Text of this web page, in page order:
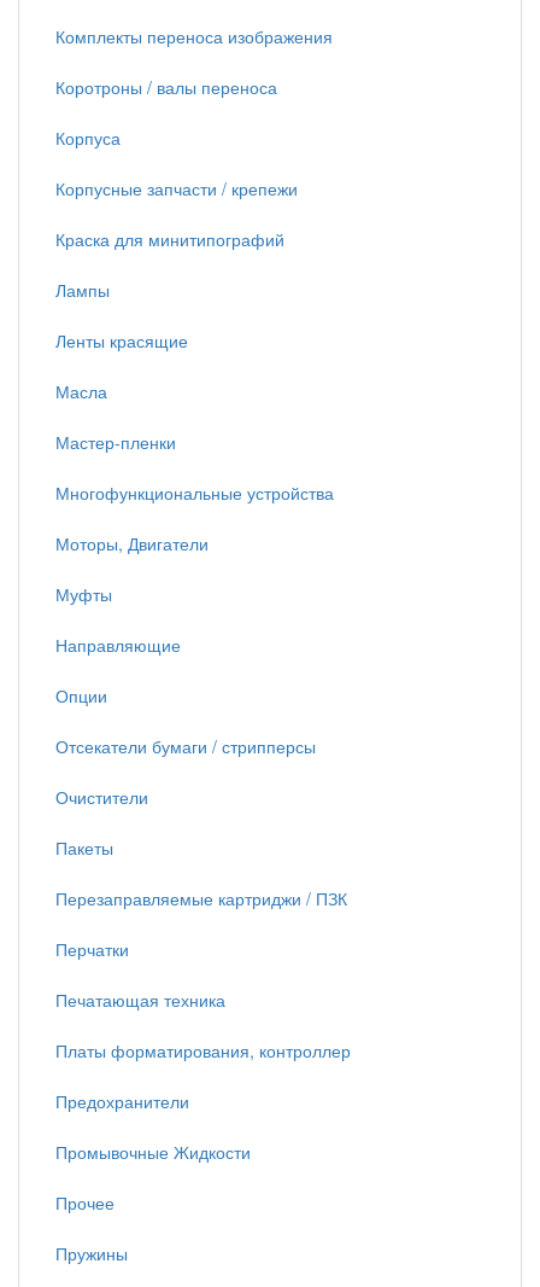
Комплекты переноса изображения
Коротроны / валы переноса
Корпуса
Корпусные запчасти / крепежи
Краска для минитипографий
Лампы
Ленты красящие
Масла
Мастер-пленки
Многофункциональные устройства
Моторы, Двигатели
Муфты
Направляющие
Опции
Отсекатели бумаги / стрипперсы
Очистители
Пакеты
Перезаправляемые картриджи / ПЗК
Перчатки
Печатающая техника
Платы форматирования, контроллер
Предохранители
Промывочные Жидкости
Прочее
Пружины